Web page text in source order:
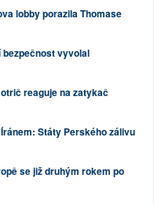
lobby porazila Thomase
vyvolal
reaguje na zatykač
Státy Perského zálivu
se již druhým rokem po